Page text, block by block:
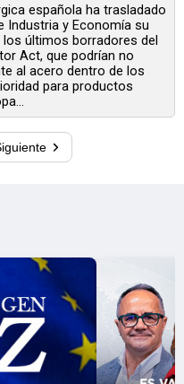
española ha trasladado
Industria y Economía su
últimos borradores del
Act, que podrían no
al acero dentro de los
para productos